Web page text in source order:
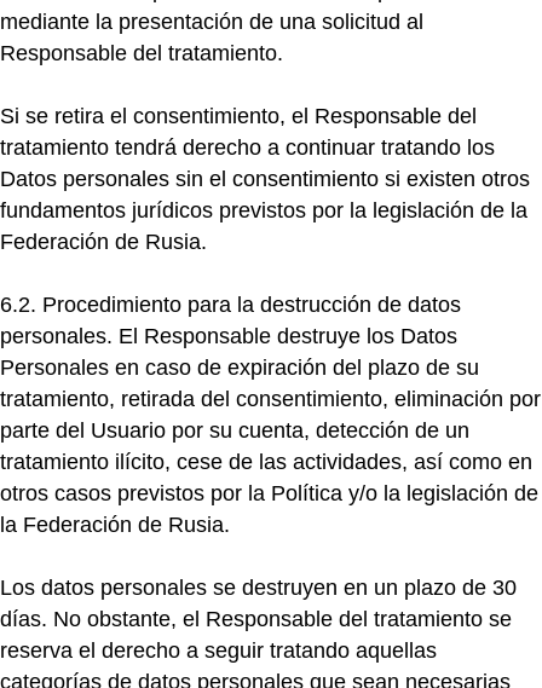
mediante la presentación de una solicitud al
Responsable del tratamiento.
Si se retira el consentimiento, el Responsable del
tratamiento tendrá derecho a continuar tratando los
Datos personales sin el consentimiento si existen otros
fundamentos jurídicos previstos por la legislación de la
Federación de Rusia.
6.2. Procedimiento para la destrucción de datos
personales. El Responsable destruye los Datos
Personales en caso de expiración del plazo de su
tratamiento, retirada del consentimiento, eliminación por
parte del Usuario por su cuenta, detección de un
tratamiento ilícito, cese de las actividades, así como en
otros casos previstos por la Política y/o la legislación de
la Federación de Rusia.
Los datos personales se destruyen en un plazo de 30
días. No obstante, el Responsable del tratamiento se
reserva el derecho a seguir tratando aquellas
categorías de datos personales que sean necesarias